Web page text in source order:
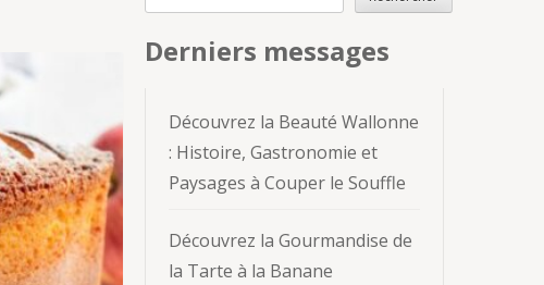
Derniers messages
Découvrez la Beauté Wallonne
: Histoire, Gastronomie et
Paysages à Couper le Souffle
Découvrez la Gourmandise de
la Tarte à la Banane